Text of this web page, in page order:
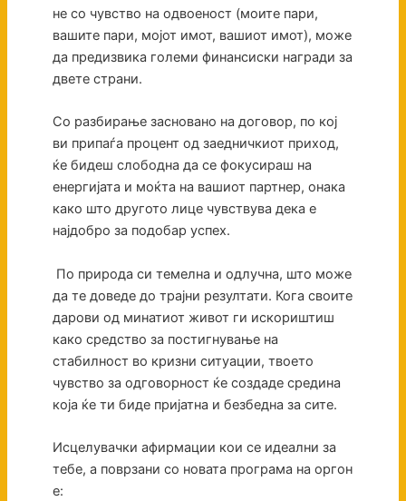
не со чувство на одвоеност (моите пари,
вашите пари, мојот имот, вашиот имот), може
да предизвика големи финансиски награди за
двете страни.
Со разбирање засновано на договор, по кој
ви припаѓа процент од заедничкиот приход,
ќе бидеш слободна да се фокусираш на
енергијата и моќта на вашиот партнер, онака
како што другото лице чувствува дека е
најдобро за подобар успех.
По природа си темелна и одлучна, што може
да те доведе до трајни резултати. Кога своите
дарови од минатиот живот ги искориштиш
како средство за постигнување на
стабилност во кризни ситуации, твоето
чувство за одговорност ќе создаде средина
која ќе ти биде пријатна и безбедна за сите.
Исцелувачки афирмации кои се идеални за
тебе, а поврзани со новата програма на оргон
е: